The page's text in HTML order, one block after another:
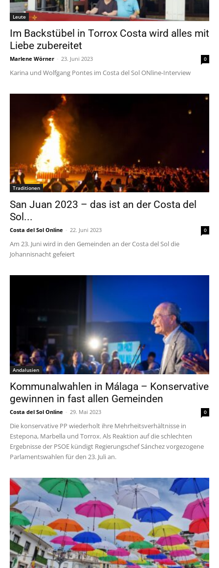
Leute
Im Backstübel in Torrox Costa wird alles mit
Liebe zubereitet
Marlene Wörner - 23. Juni 2023 0
Karina und Wolfgang Pontes im Costa del Sol ONline-Interview
Traditionen
San Juan 2023 – das ist an der Costa del
Sol...
Costa del Sol Online - 22. Juni 2023 0
Am 23. Juni wird in den Gemeinden an der Costa del Sol die
Johannisnacht gefeiert
Andalusien
Kommunalwahlen in Málaga – Konservative
gewinnen in fast allen Gemeinden
Costa del Sol Online - 29. Mai 2023 0
Die konservative PP wiederholt ihre Mehrheitsverhältnisse in
Estepona, Marbella und Torrox. Als Reaktion auf die schlechten
Ergebnisse der PSOE kündigt Regierungschef Sánchez vorgezogene
Parlamentswahlen für den 23. Juli an.